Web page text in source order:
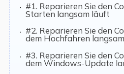
#1. Reparieren Sie den
Starten langsam läuft
#2. Reparieren Sie den
dem Hochfahren
#3. Reparieren Sie den
dem Windows-Update